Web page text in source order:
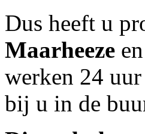
Dus heeft u
Maarheeze
werken 24
bij u in de